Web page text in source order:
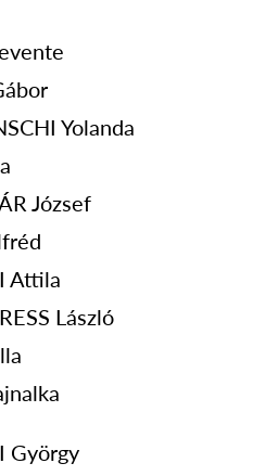
Yolanda
József
Attila
László
György